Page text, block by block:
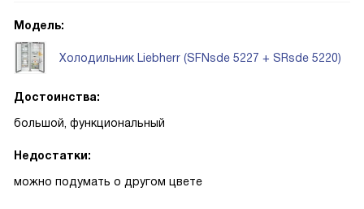
Модель:
Холодильник Liebherr (SFNsde 5227 + SRsde 5220)
Достоинства:
большой, функциональный
Недостатки:
можно подумать о другом цвете